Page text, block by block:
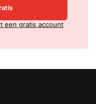
een gratis account